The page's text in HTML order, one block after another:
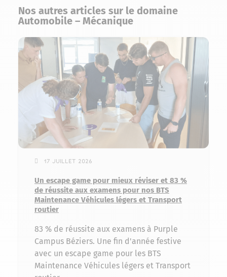
Nos autres articles sur le domaine
Automobile – Mécanique
17 juillet 2026
Un escape game pour mieux réviser et 83 %
de réussite aux examens pour nos BTS
Maintenance Véhicules légers et Transport
routier
83 % de réussite aux examens à Purple
Campus Béziers. Une fin d'année festive
avec un escape game pour les BTS
Maintenance Véhicules légers et Transport